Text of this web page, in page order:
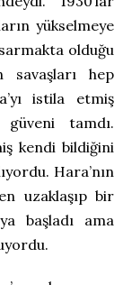
yükselmeye
olduğu
savaşları hep
istila etmiş
tamdı.
kendi bildiğini
Hara’nın
uzaklaşıp bir
başladı ama